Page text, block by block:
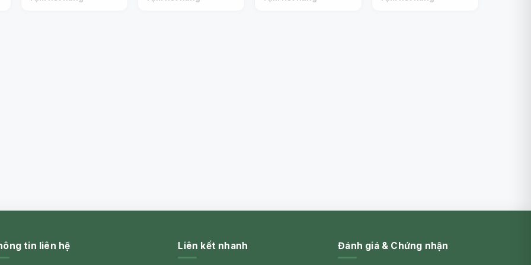
tin liên hệ Liên kết nhanh Đánh giá & Chứng nhận